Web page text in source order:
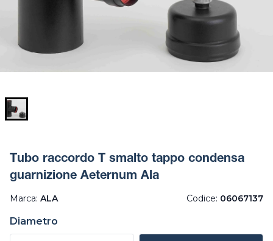
Tubo raccordo T smalto tappo condensa
guarnizione Aeternum Ala
Marca: ALA Codice: 06067137
Diametro